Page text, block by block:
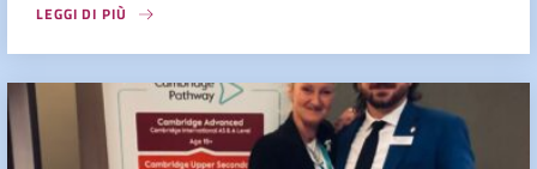
LEGGI DI PIÙ